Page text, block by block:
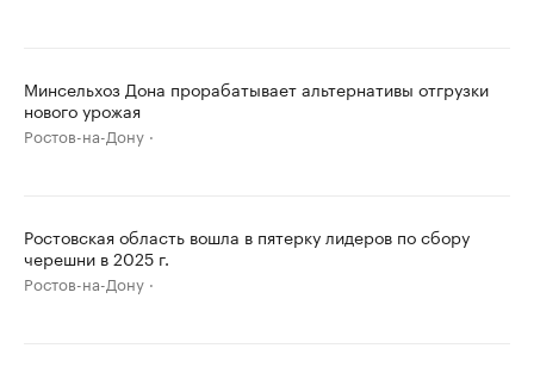
Минсельхоз Дона прорабатывает альтернативы отгрузки
нового урожая
Ростов-на-Дону
Ростовская область вошла в пятерку лидеров по сбору
черешни в 2025 г.
Ростов-на-Дону